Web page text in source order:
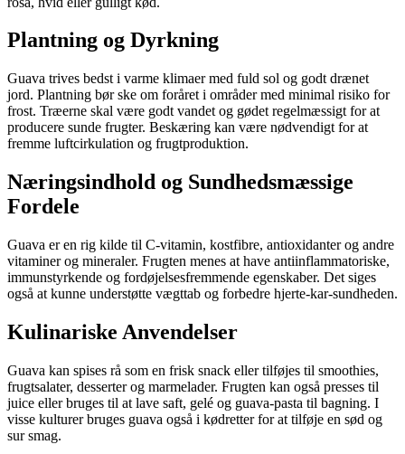
Plantning og Dyrkning
Guava trives bedst i varme klimaer med fuld sol og godt drænet
jord. Plantning bør ske om foråret i områder med minimal risiko for
frost. Træerne skal være godt vandet og gødet regelmæssigt for at
producere sunde frugter. Beskæring kan være nødvendigt for at
fremme luftcirkulation og frugtproduktion.
Næringsindhold og Sundhedsmæssige
Fordele
Guava er en rig kilde til C-vitamin, kostfibre, antioxidanter og andre
vitaminer og mineraler. Frugten menes at have antiinflammatoriske,
immunstyrkende og fordøjelsesfremmende egenskaber. Det siges
også at kunne understøtte vægttab og forbedre hjerte-kar-sundheden.
Kulinariske Anvendelser
Guava kan spises rå som en frisk snack eller tilføjes til smoothies,
frugtsalater, desserter og marmelader. Frugten kan også presses til
juice eller bruges til at lave saft, gelé og guava-pasta til bagning. I
visse kulturer bruges guava også i kødretter for at tilføje en sød og
sur smag.